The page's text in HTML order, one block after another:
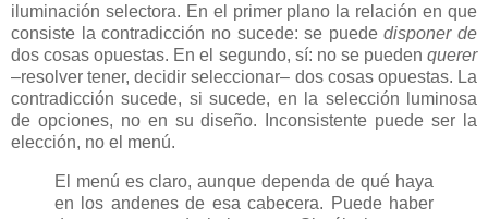
iluminación selectora. En el primer plano la relación en que
consiste la contradicción no sucede: se puededisponer de
dos cosas opuestas. En el segundo, sí: no se pueden querer
–resolver tener, decidir seleccionar– dos cosas opuestas. La
contradicción sucede, si sucede, en la selección luminosa
de opciones, no en su diseño. Inconsistente puede ser la
elección, no el menú.
El menú es claro, aunque dependa de qué haya
en los andenes de esa cabecera. Puede haber